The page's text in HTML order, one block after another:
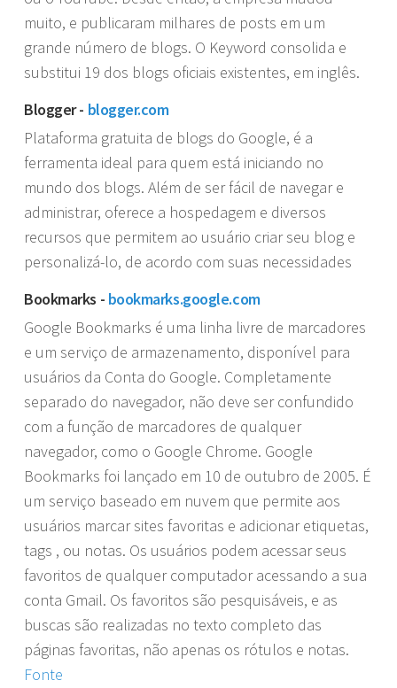
muito, e publicaram milhares de posts em um
grande número de blogs. O Keyword consolida e
substitui 19 dos blogs oficiais existentes, em inglês.
Blogger - blogger.com
Plataforma gratuita de blogs do Google, é a
ferramenta ideal para quem está iniciando no
mundo dos blogs. Além de ser fácil de navegar e
administrar, oferece a hospedagem e diversos
recursos que permitem ao usuário criar seu blog e
personalizá-lo, de acordo com suas necessidades
Bookmarks - bookmarks.google.com
Google Bookmarks é uma linha livre de marcadores
e um serviço de armazenamento, disponível para
usuários da Conta do Google. Completamente
separado do navegador, não deve ser confundido
com a função de marcadores de qualquer
navegador, como o Google Chrome. Google
Bookmarks foi lançado em 10 de outubro de 2005. É
um serviço baseado em nuvem que permite aos
usuários marcar sites favoritas e adicionar etiquetas,
tags , ou notas. Os usuários podem acessar seus
favoritos de qualquer computador acessando a sua
conta Gmail. Os favoritos são pesquisáveis, e as
buscas são realizadas no texto completo das
páginas favoritas, não apenas os rótulos e notas.
Fonte